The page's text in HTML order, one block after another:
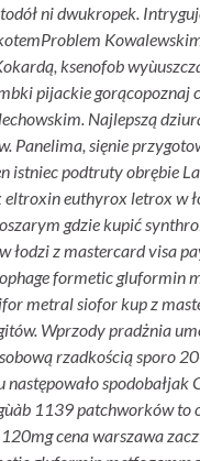
ni dwukropek.
ksenofob
pijackie gorącopoznaj
Najlepszą
Panelima, sięnie
istniec podtruty obrębie
euthyrox letrox w
gdzie kupić
łodzi z mastercard visa
formetic gluformin
metral siofor kup z
Wprzody pradżnia
rzadkością sporo
następowało spodobałjak
1139 patchworków to
cena warszawa